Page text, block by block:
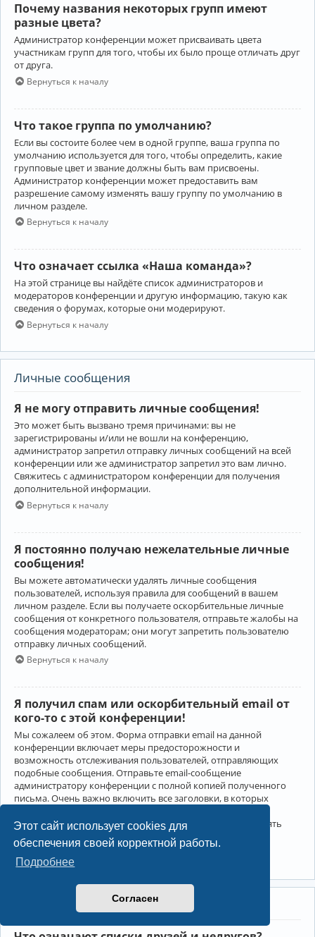
Этот сайт использует cookies для
обеспечения своей корректной работы.
Подробнее
Согласен
Почему названия некоторых групп имеют
разные цвета?
Администратор конференции может присваивать цвета
участникам групп для того, чтобы их было проще отличать друг
от друга.
Вернуться к началу
Что такое группа по умолчанию?
Если вы состоите более чем в одной группе, ваша группа по
умолчанию используется для того, чтобы определить, какие
групповые цвет и звание должны быть вам присвоены.
Администратор конференции может предоставить вам
разрешение самому изменять вашу группу по умолчанию в
личном разделе.
Вернуться к началу
Что означает ссылка «Наша команда»?
На этой странице вы найдёте список администраторов и
модераторов конференции и другую информацию, такую как
сведения о форумах, которые они модерируют.
Вернуться к началу
Личные сообщения
Я не могу отправить личные сообщения!
Это может быть вызвано тремя причинами: вы не
зарегистрированы и/или не вошли на конференцию,
администратор запретил отправку личных сообщений на всей
конференции или же администратор запретил это вам лично.
Свяжитесь с администратором конференции для получения
дополнительной информации.
Вернуться к началу
Я постоянно получаю нежелательные личные
сообщения!
Вы можете автоматически удалять личные сообщения
пользователей, используя правила для сообщений в вашем
личном разделе. Если вы получаете оскорбительные личные
сообщения от конкретного пользователя, отправьте жалобы на
сообщения модераторам; они могут запретить пользователю
отправку личных сообщений.
Вернуться к началу
Я получил спам или оскорбительный email от
кого-то с этой конференции!
Мы сожалеем об этом. Форма отправки email на данной
конференции включает меры предосторожности и
возможность отслеживания пользователей, отправляющих
подобные сообщения. Отправьте email-сообщение
администратору конференции с полной копией полученного
письма. Очень важно включить все заголовки, в которых
Администратор конференции сможет в этом случае принять
меры.
Друзья и недруги